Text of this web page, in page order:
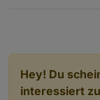
Hey! Du
interessiert